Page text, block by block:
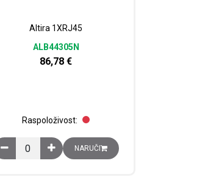
za toplinsko preopterećenje na DIN šinu
Altira 1XRJ45
ALB44305N
86,78 €
Raspoloživost:
Altira 1XRJ45 količina
NARUČI